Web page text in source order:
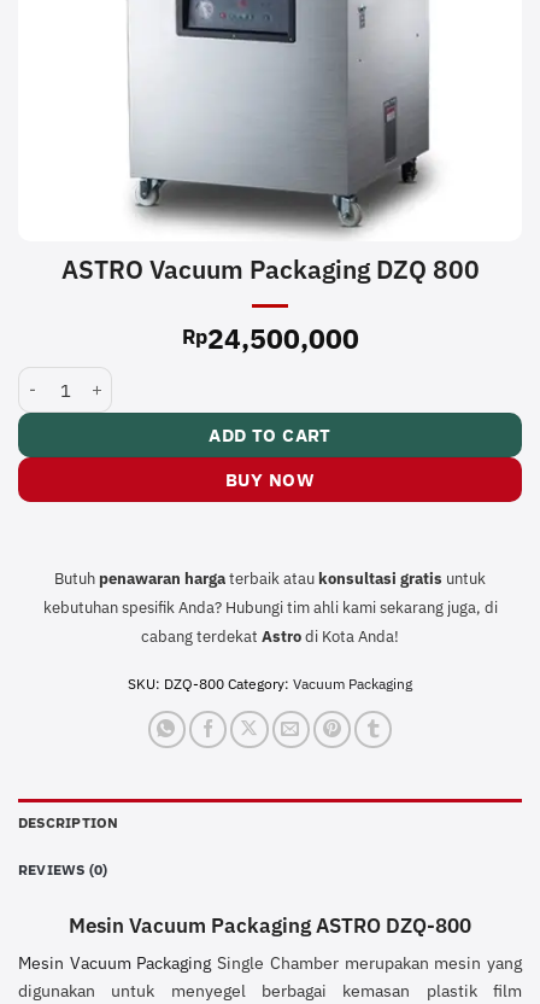
ASTRO Vacuum Packaging DZQ 800
Rp24,500,000
ASTRO Vacuum Packaging DZQ 800 quantity
ADD TO CART
BUY NOW
Butuh penawaran hargaterbaik atau konsultasi gratis untuk
kebutuhan spesifik Anda? Hubungi tim ahli kami sekarang juga, di
cabang terdekat Astrodi Kota Anda!
SKU: DZQ-800 Category: Vacuum Packaging
DESCRIPTION
REVIEWS (0)
Mesin Vacuum Packaging ASTRO DZQ-800
Mesin Vacuum Packaging Single Chamber merupakan mesin yang
digunakan untuk menyegel berbagai kemasan plastik film